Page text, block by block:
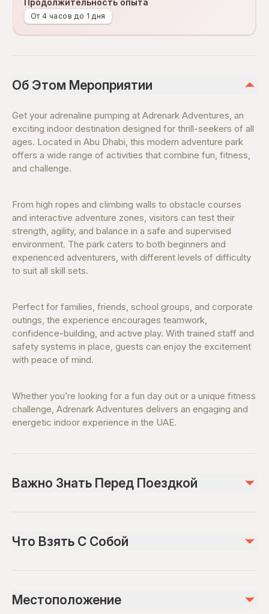
Продолжительность опыта
От 4 часов до 1 дня
Об Этом Мероприятии
Get your adrenaline pumping at Adrenark Adventures, an
exciting indoor destination designed for thrill-seekers of all
ages. Located in Abu Dhabi, this modern adventure park
offers a wide range of activities that combine fun, fitness,
and challenge.
From high ropes and climbing walls to obstacle courses
and interactive adventure zones, visitors can test their
strength, agility, and balance in a safe and supervised
environment. The park caters to both beginners and
experienced adventurers, with different levels of difficulty
to suit all skill sets.
Perfect for families, friends, school groups, and corporate
outings, the experience encourages teamwork,
confidence-building, and active play. With trained staff and
safety systems in place, guests can enjoy the excitement
with peace of mind.
Whether you’re looking for a fun day out or a unique fitness
challenge, Adrenark Adventures delivers an engaging and
energetic indoor experience in the UAE.
Важно Знать Перед Поездкой
Sessions are usually time-based
Arrive early for briefing and gear fitting
Что Взять С Собой
Closed-toe sports shoes
Местоположение